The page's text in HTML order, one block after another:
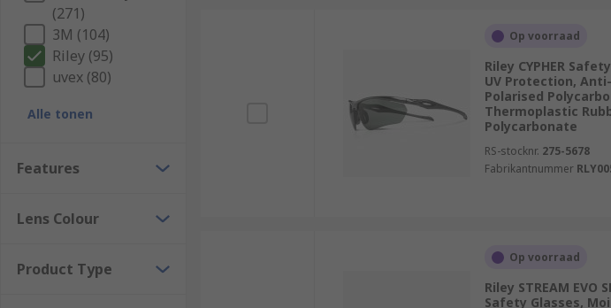
(271)
3M (104)
Riley (95)
uvex (80)
Alle tonen
Features
Lens Colour
Product Type
Op voorraad
Riley CYPHER
UV Protection,
Polarised
Thermoplastic
Polycarbonate
RS-stocknr. 275-5678
Fabrikantnummer
Op voorraad
Riley STREAM EVO
Safety Glasses,